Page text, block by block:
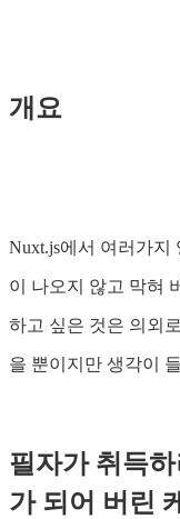
개요
Nuxt.js에서 여러가지
이 나오지 않고 막혀
하고 싶은 것은 의외
을 뿐이지만 생각이
필자가 취득
가 되어 버린